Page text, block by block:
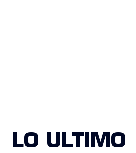
LO ULTIMO